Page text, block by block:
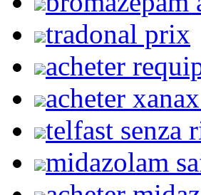
tradonal prix
acheter
acheter
telfast senza
midazolam